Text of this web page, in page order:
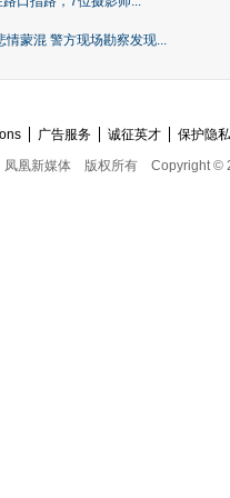
蒙混 警方现场勘察发现...
广告服务 诚征英才
保护隐
凤凰新媒体
版权所有 Copyright ©